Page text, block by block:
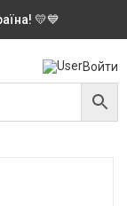
💛💙
Войти